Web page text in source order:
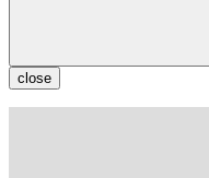
close